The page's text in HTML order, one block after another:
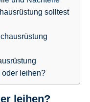
solltest
oder leihen?
leihen?